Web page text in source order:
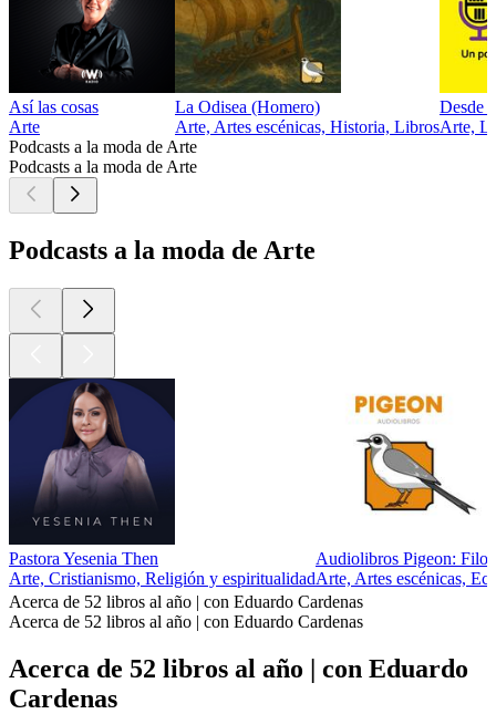
Así las cosas
Arte
La Odisea (Homero)
Arte, Artes escénicas, Historia, Libros
Desde
Arte,
Podcasts a la moda de Arte
Podcasts a la moda de Arte
Podcasts a la moda de Arte
Pastora Yesenia Then
Arte, Cristianismo, Religión y espiritualidad
Audiolibros Pigeon:
Arte, Artes escénicas,
Acerca de 52 libros al año | con Eduardo Cardenas
Acerca de 52 libros al año | con Eduardo Cardenas
Acerca de 52 libros al año | con Eduardo
Cardenas